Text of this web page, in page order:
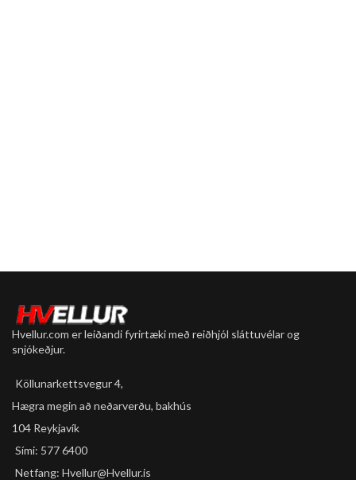
Hvellur.com er leiðandi fyrirtæki með reiðhjól sláttuvélar og
snjókeðjur.
Köllunarkettsvegur 4,
Hægra megin að neðarverðu, bakhús
104 Reykjavík
Sími: 577 6400
Netfang: Hvellur@Hvellur.is